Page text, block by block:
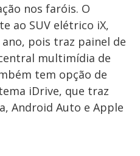
nos faróis. O
ao SUV elétrico iX,
pois traz painel de
multimídia de
tem opção de
iDrive, que traz
Android Auto e Apple